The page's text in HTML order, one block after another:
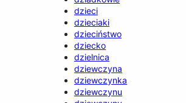
dzieci
dzieciaki
dzieciństwo
dziecko
dzielnica
dziewczyna
dziewczynka
dziewczynu